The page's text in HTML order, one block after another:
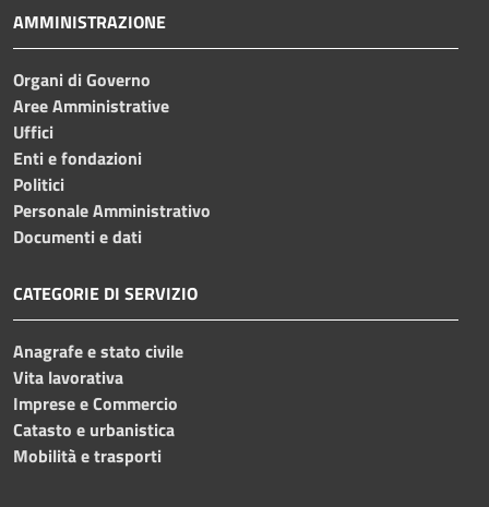
AMMINISTRAZIONE
Organi di Governo
Aree Amministrative
Uffici
Enti e fondazioni
Politici
Personale Amministrativo
Documenti e dati
CATEGORIE DI SERVIZIO
Anagrafe e stato civile
Vita lavorativa
Imprese e Commercio
Catasto e urbanistica
Mobilità e trasporti